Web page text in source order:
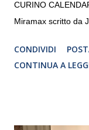
CURINO
Miramax scritto da
CRISTINA PEZZOLI
CONDIVIDI
CONTINUA A